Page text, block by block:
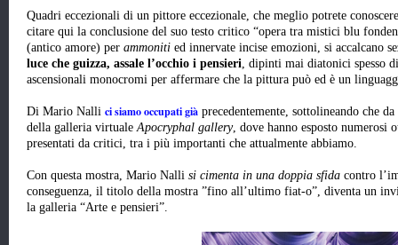
Quadri eccezionali di un pittore eccezionale, che meglio potrete
citare qui la conclusione del suo testo critico “opera tra mistici blu
(antico amore) per ammoniti ed innervate incise emozioni, si accalcano
luce che guizza, assale l’occhio i pensieri, dipinti mai diatonici spesso
ascensionali monocromi per affermare che la pittura può ed è un
Di Mario Nalli ci siamo occupati già precedentemente, sottolineando che
della galleria virtualeApocryphal gallery, dove hanno esposto numerosi
presentati da critici, tra i più importanti che attualmente abbiamo.
Con questa mostra, Mario Nalli si cimenta in una doppia sfida contro
conseguenza, il titolo della mostra ”fino all’ultimo fiat-o”, diventa un
la galleria “Arte e pensieri”.